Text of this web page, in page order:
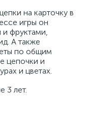
на карточку в
игры он
фруктами,
А также
по общим
цепочки и
и цветах.
3 лет.